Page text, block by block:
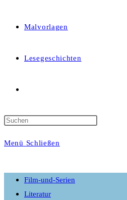
Malvorlagen
Lesegeschichten
Suche
Menü Schließen
Film-und-Serien
Literatur